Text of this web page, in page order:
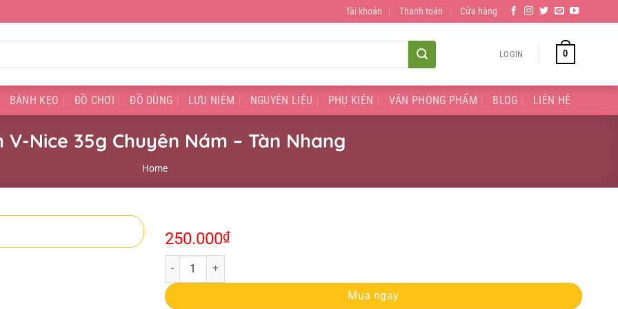
Tài khoản Thanh toán Cửa hàng
LOGIN 0
BÁNH KẸO ĐỒ CHƠI ĐỒ DÙNG LƯU NIỆM NGUYÊN LIỆU PHỤ KIỆN VĂN PHÒNG PHẨM BLOG LIÊN HỆ
V-Nice 35g Chuyên Nám – Tàn Nhang
Home
250.000₫
Kem V-Nice 35g Chuyên Nám - Tàn Nhang quantity
Mua ngay